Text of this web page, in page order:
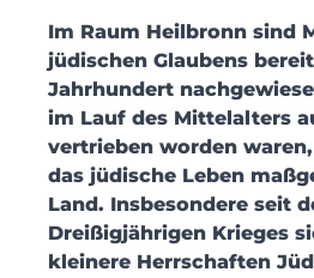
Im Raum Heilbronn sind
jüdischen Glaubens
Jahrhundert
im Lauf des Mittelalters
vertrieben worden
das jüdische Leben
Land. Insbesondere seit
Dreißigjährigen Krieges
kleinere Herrschaften